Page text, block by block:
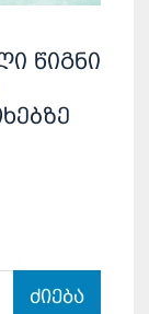
წიგნი
ძიება